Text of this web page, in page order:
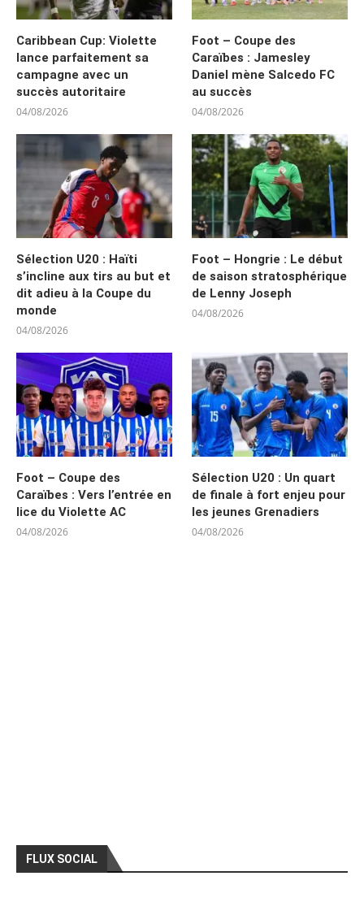
Caribbean Cup: Violette
lance parfaitement sa
campagne avec un
succès autoritaire
04/08/2026
Foot – Coupe des
Caraïbes : Jamesley
Daniel mène Salcedo FC
au succès
04/08/2026
Sélection U20 : Haïti
s’incline aux tirs au but et
dit adieu à la Coupe du
monde
04/08/2026
Foot – Hongrie : Le début
de saison stratosphérique
de Lenny Joseph
04/08/2026
Foot – Coupe des
Caraïbes : Vers l’entrée en
lice du Violette AC
04/08/2026
Sélection U20 : Un quart
de finale à fort enjeu pour
les jeunes Grenadiers
04/08/2026
FLUX SOCIAL